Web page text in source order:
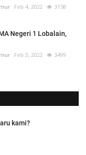
Feb 4, 2022 3158
Negeri 1 Lobalain,
Feb 3, 2022 3499
kami?